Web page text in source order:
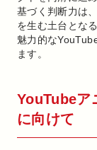
基づく判断力は
を生む土台とな
魅力的な
ます。
YouTubeア
に向けて